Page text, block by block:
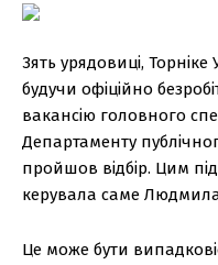
Зять урядовиці, Торніке
будучи офіційно
вакансію головного
Департаменту
пройшов відбір. Цим
керувала саме
Це може бути